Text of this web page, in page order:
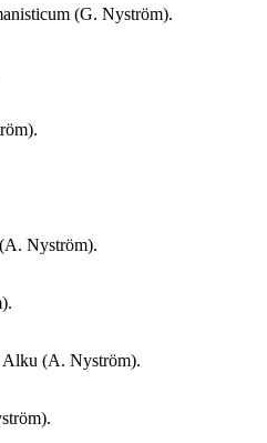
(G. Nyström).
Nyström).
Alku (A. Nyström).